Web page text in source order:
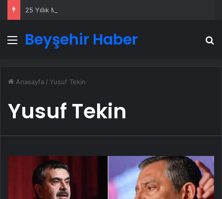
Menü
Beyşehir Haber
Anasayfa / Yusuf Tekin
Yusuf Tekin